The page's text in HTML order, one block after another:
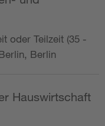
oder Teilzeit (35 -
Berlin
Hauswirtschaft